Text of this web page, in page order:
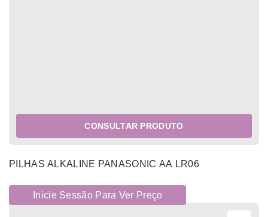
CONSULTAR PRODUTO
PILHAS ALKALINE PANASONIC AA LR06
Inicie Sessão Para Ver Preço